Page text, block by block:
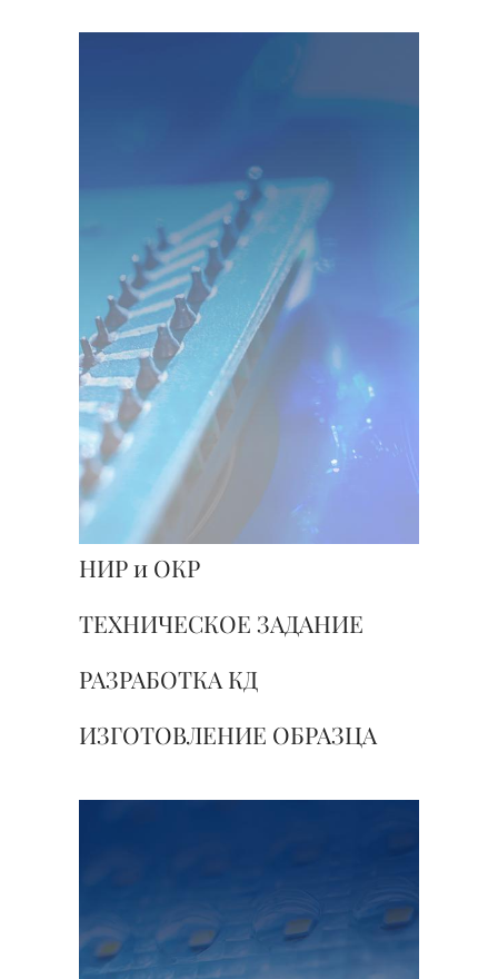
НИР и ОКР
ТЕХНИЧЕСКОЕ ЗАДАНИЕ
РАЗРАБОТКА КД
ИЗГОТОВЛЕНИЕ ОБРАЗЦА